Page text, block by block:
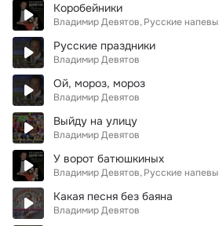
Коробейники
Владимир Девятов Русские напевы
Русские праздники
Владимир Девятов
Ой, мороз, мороз
Владимир Девятов
Выйду на улицу
Владимир Девятов
У ворот батюшкиных
Владимир Девятов Русские напевы
Какая песня без баяна
Владимир Девятов